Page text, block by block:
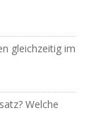
gleichzeitig im
Welche